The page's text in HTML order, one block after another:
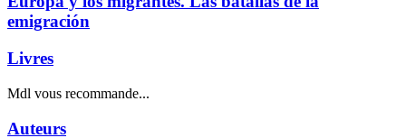
emigración
Livres
Mdl vous recommande...
Auteurs